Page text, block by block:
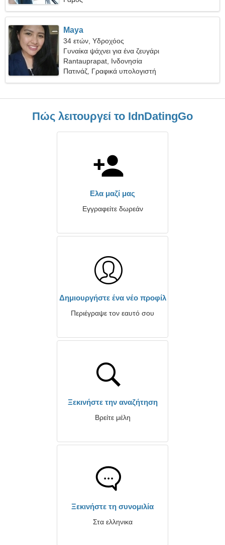
Maya
34 ετών, Υδροχόος
Γυναίκα ψάχνει για ένα ζευγάρι
Rantauprapat, Ινδονησία
Πατινάζ, Γραφικά υπολογιστή
Πώς λειτουργεί το IdnDatingGo
Ελα μαζί μας
Εγγραφείτε δωρεάν
Δημιουργήστε ένα νέο προφίλ
Περιέγραψε τον εαυτό σου
Ξεκινήστε την αναζήτηση
Βρείτε μέλη
Ξεκινήστε τη συνομιλία
Στα ελληνικα